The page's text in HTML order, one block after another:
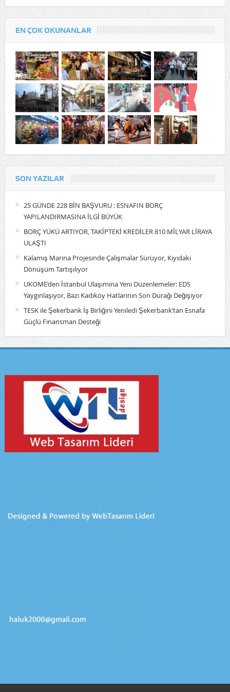
EN ÇOK OKUNANLAR
SON YAZILAR
25 GÜNDE 228 BİN BAŞVURU : ESNAFIN BORÇ
YAPILANDIRMASINA İLGİ BÜYÜK
BORÇ YÜKÜ ARTIYOR, TAKİPTEKİ KREDİLER 810 MİLYAR LİRAYA
ULAŞTI
Kalamış Marina Projesinde Çalışmalar Sürüyor, Kıyıdaki
Dönüşüm Tartışılıyor
UKOME’den İstanbul Ulaşımına Yeni Düzenlemeler: EDS
Yaygınlaşıyor, Bazı Kadıköy Hatlarının Son Durağı Değişiyor
TESK ile Şekerbank İş Birliğini Yeniledi Şekerbank’tan Esnafa
Güçlü Finansman Desteği